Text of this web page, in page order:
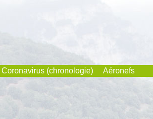
Coronavirus (chronologie) Aéronefs